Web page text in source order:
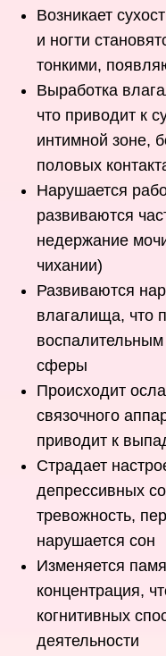
Возникает
и ногти
тонкими,
Выработка
что приводит к
интимной зоне,
половых
Нарушается
развиваются
недержание
чихании)
Развиваются
влагалища, что
сферы
Происходит
связочного
приводит к
Страдает
депрессивных
тревожность,
нарушается сон
Изменяется
концентрация,
когнитивных
деятельности